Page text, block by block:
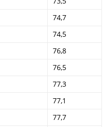
74,7
74,5
76,8
76,5
77,3
77,1
77,7